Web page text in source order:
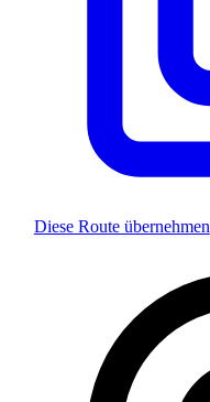
Diese Route übernehmen